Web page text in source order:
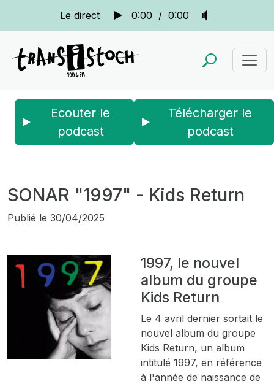
Le direct 0:00 / 0:00
Ecouter le
podcast
Télécharger le
podcast
SONAR "1997" - Kids Return
Publié le 30/04/2025
1997, le nouvel
album du groupe
Kids Return
Le 4 avril dernier sortait le
nouvel album du groupe
Kids Return, un album
intitulé 1997, en référence
à l'année de naissance de